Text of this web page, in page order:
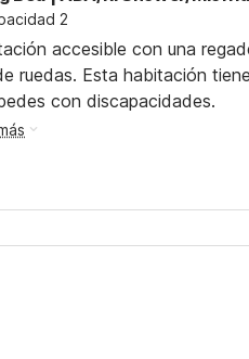
2
accesible con una
ruedas. Esta habitación
con discapacidades.